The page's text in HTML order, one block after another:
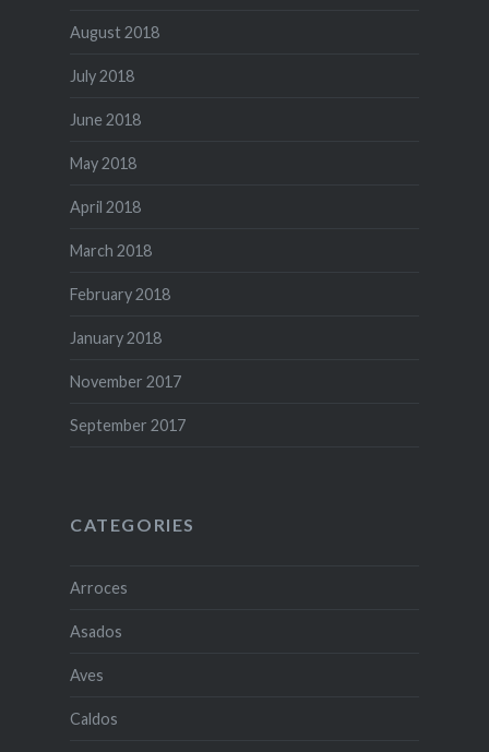
August 2018
July 2018
June 2018
May 2018
April 2018
March 2018
February 2018
January 2018
November 2017
September 2017
CATEGORIES
Arroces
Asados
Aves
Caldos